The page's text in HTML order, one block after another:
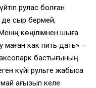
рулас болған
де сыр бермей,
көңiлiмнен шыға
как пить дать» –
бастығының
күйi рульге жабыса
ағызып келе